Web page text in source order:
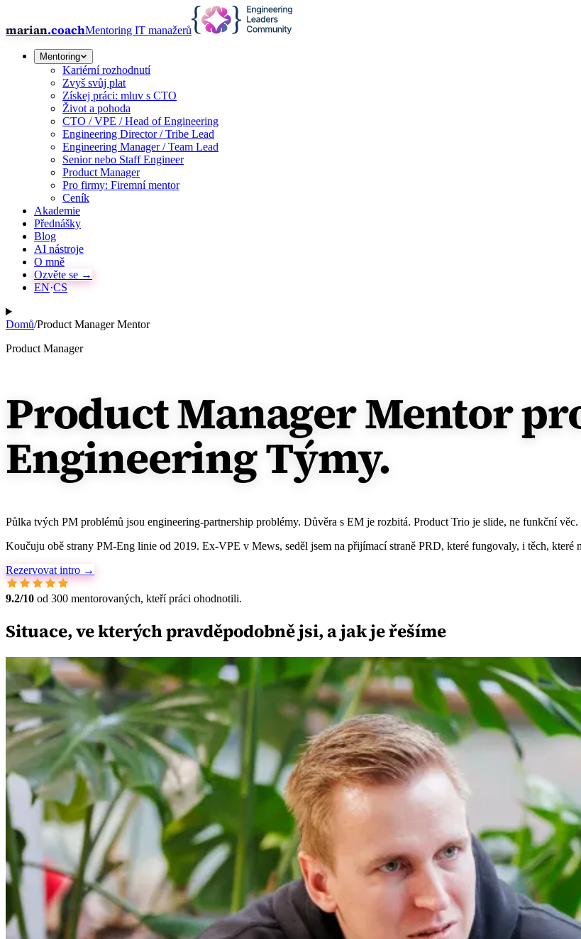
marian.coachMentoring IT manažerů
Mentoring
Kariérní rozhodnutí
Zvyš svůj plat
Získej práci: mluv s CTO
Život a pohoda
CTO / VPE / Head of Engineering
Engineering Director / Tribe Lead
Engineering Manager / Team Lead
Senior nebo Staff Engineer
Product Manager
Pro firmy: Firemní mentor
Ceník
Akademie
Přednášky
Blog
AI nástroje
O mně
Ozvěte se →
EN·CS
Domů/Product Manager Mentor
Product Manager
Product Manager Mentor
Engineering Týmy.
Půlka tvých PM problémů jsou engineering-partnership problémy. Důvěra s EM je rozbitá. Product Trio je slide, ne funkční
Koučuju obě strany PM-Eng linie od 2019. Ex-VPE v Mews, seděl jsem na přijímací straně PRD, které fungovaly, i těch,
Rezervovat intro →
9.2/10 od 300 mentorovaných, kteří práci ohodnotili.
Situace, ve kterých pravděpodobně jsi, a jak je řešíme